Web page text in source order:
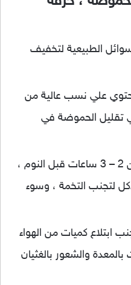
الطبيعية لتخفيف
علي نسب عالية من
تقليل الحموضة في
يجب تناول الطعام قبل من 2 – 3 ساعات قبل النوم ،
لتجنب التخمة ، وسوء
ابتلاع كميات من الهواء
والشعور بالغثيان